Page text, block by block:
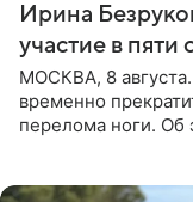
Ирина
участие в пяти
МОСКВА, 8
временно
перелома ноги.